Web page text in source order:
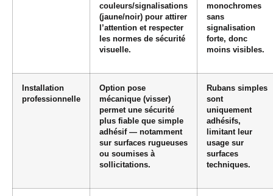
couleurs/signalisations
(jaune/noir) pour attirer
l’attention et respecter
les normes de sécurité
visuelle.
monochromes
sans
signalisation
forte, donc
moins visibles.
Installation
professionnelle
Option pose
mécanique (visser)
permet une sécurité
plus fiable que simple
adhésif — notamment
sur surfaces rugueuses
ou soumises à
sollicitations.
Rubans simples
sont
uniquement
adhésifs,
limitant leur
usage sur
surfaces
techniques.